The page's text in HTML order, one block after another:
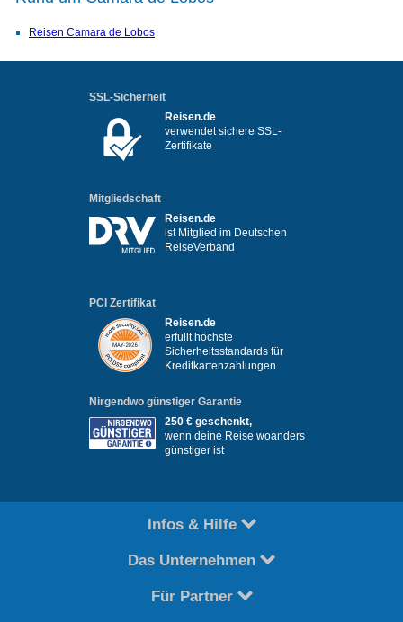
Reisen Camara de Lobos
SSL-Sicherheit
Reisen.de
verwendet sichere SSL-
Zertifikate
Mitgliedschaft
Reisen.de
ist Mitglied im Deutschen
ReiseVerband
PCI Zertifikat
Reisen.de
erfüllt höchste
Sicherheitsstandards für
Kreditkartenzahlungen
Nirgendwo günstiger Garantie
250 € geschenkt,
wenn deine Reise woanders
günstiger ist
Infos & Hilfe
Das Unternehmen
Für Partner